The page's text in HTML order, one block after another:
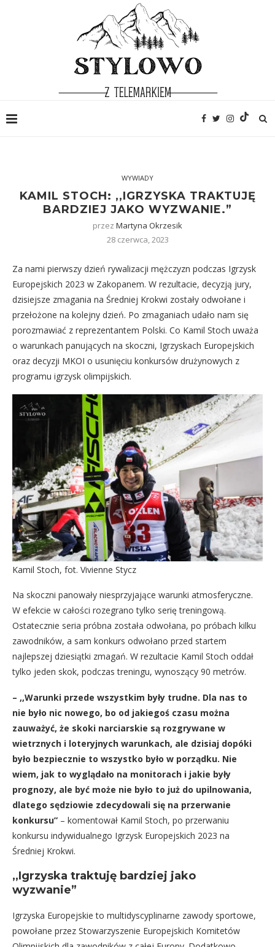
WYWIADY
KAMIL STOCH: ,,IGRZYSKA TRAKTUJĘ
BARDZIEJ JAKO WYZWANIE.”
przez Martyna Okrzesik
28 czerwca, 2023
Za nami pierwszy dzień rywalizacji mężczyzn podczas Igrzysk
Europejskich 2023 w Zakopanem. W rezultacie, decyzją jury,
dzisiejsze zmagania na Średniej Krokwi zostały odwołane i
przełożone na kolejny dzień. Po zmaganiach udało nam się
porozmawiać z reprezentantem Polski. Co Kamil Stoch uważa
o warunkach panujących na skoczni, Igrzyskach Europejskich
oraz decyzji MKOI o usunięciu konkursów drużynowych z
programu igrzysk olimpijskich.
Kamil Stoch, fot. Vivienne Stycz
Na skoczni panowały niesprzyjające warunki atmosferyczne.
W efekcie w całości rozegrano tylko serię treningową.
Ostatecznie seria próbna została odwołana, po próbach kilku
zawodników, a sam konkurs odwołano przed startem
najlepszej dziesiątki zmagań. W rezultacie Kamil Stoch oddał
tylko jeden skok, podczas treningu, wynoszący 90 metrów.
– ,,Warunki przede wszystkim były trudne. Dla nas to
nie było nic nowego, bo od jakiegoś czasu można
zauważyć, że skoki narciarskie są rozgrywane w
wietrznych i loteryjnych warunkach, ale dzisiaj dopóki
było bezpiecznie to wszystko było w porządku. Nie
wiem, jak to wyglądało na monitorach i jakie były
prognozy, ale być może nie było to już do upilnowania,
dlatego sędziowie zdecydowali się na przerwanie
konkursu” – komentował Kamil Stoch, po przerwaniu
konkursu indywidualnego Igrzysk Europejskich 2023 na
Średniej Krokwi.
,,Igrzyska traktuję bardziej jako
wyzwanie”
Igrzyska Europejskie to multidyscyplinarne zawody sportowe,
powołane przez Stowarzyszenie Europejskich Komitetów